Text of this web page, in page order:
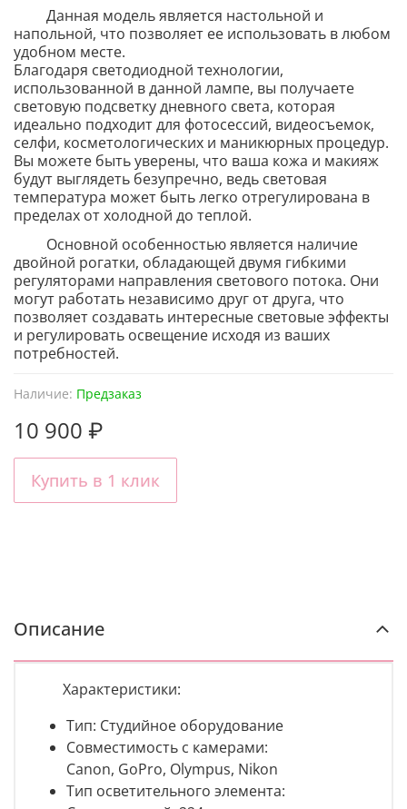
Наличие: Предзаказ
10 900 ₽
Купить в 1 клик
Данная модель является настольной и
напольной, что позволяет ее использовать в любом
удобном месте.
Благодаря светодиодной технологии,
использованной в данной лампе, вы получаете
световую подсветку дневного света, которая
идеально подходит для фотосессий, видеосъемок,
селфи, косметологических и маникюрных процедур.
Вы можете быть уверены, что ваша кожа и макияж
будут выглядеть безупречно, ведь световая
температура может быть легко отрегулирована в
пределах от холодной до теплой.
Основной особенностью является наличие
двойной рогатки, обладающей двумя гибкими
регуляторами направления светового потока. Они
могут работать независимо друг от друга, что
позволяет создавать интересные световые эффекты
и регулировать освещение исходя из ваших
потребностей.
Описание
Характеристики:
Тип: Студийное оборудование
Совместимость с камерами:
Canon, GoPro, Olympus, Nikon
Тип осветительного элемента: